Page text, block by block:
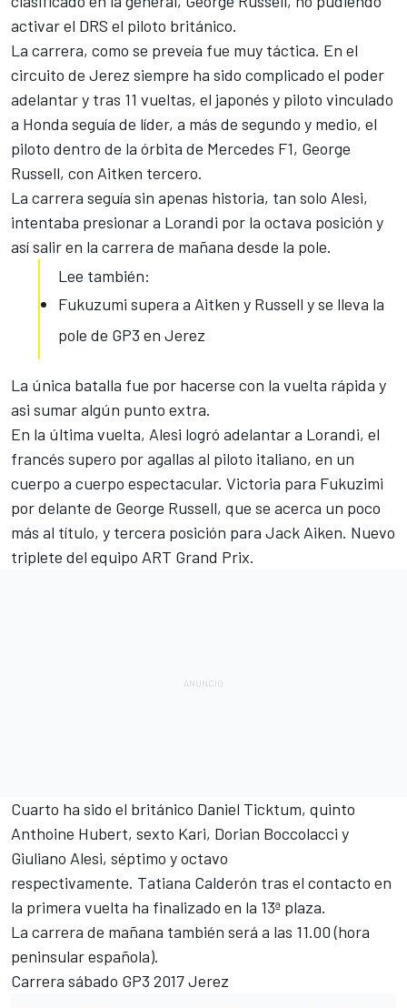
activar el DRS el piloto británico.
La carrera, como se preveía fue muy táctica. En el
circuito de Jerez siempre ha sido complicado el poder
adelantar y tras 11 vueltas, el japonés y piloto vinculado
a Honda seguía de líder, a más de segundo y medio, el
piloto dentro de la órbita de Mercedes F1, George
Russell, con Aitken tercero.
La carrera seguía sin apenas historia, tan solo Alesi,
intentaba presionar a Lorandi por la octava posición y
así salir en la carrera de mañana desde la pole.
Lee también:
Fukuzumi supera a Aitken y Russell y se lleva la
pole de GP3 en Jerez
La única batalla fue por hacerse con la vuelta rápida y
asi sumar algún punto extra.
En la última vuelta, Alesi logró adelantar a Lorandi, el
francés supero por agallas al piloto italiano, en un
cuerpo a cuerpo espectacular. Victoria para Fukuzimi
por delante de George Russell, que se acerca un poco
más al título, y tercera posición para Jack Aiken. Nuevo
triplete del equipo ART Grand Prix.
Cuarto ha sido el británico Daniel Ticktum, quinto
Anthoine Hubert, sexto Kari, Dorian Boccolacci y
Giuliano Alesi, séptimo y octavo
respectivamente. Tatiana Calderón tras el contacto en
la primera vuelta ha finalizado en la 13ª plaza.
La carrera de mañana también será a las 11.00 (hora
peninsular española).
Carrera sábado GP3 2017 Jerez